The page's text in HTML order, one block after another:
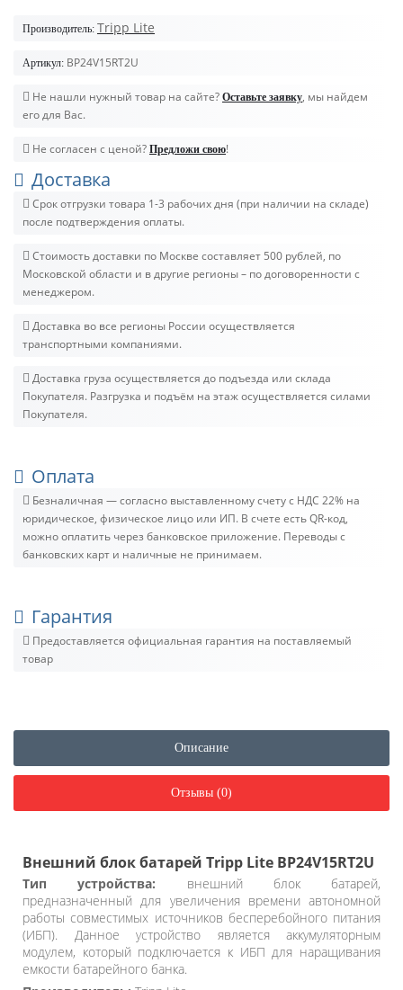
Производитель: Tripp Lite
Артикул: BP24V15RT2U
Не нашли нужный товар на сайте? Оставьте заявку, мы найдем
его для Вас.
Не согласен с ценой? Предложи свою!
Доставка
Срок отгрузки товара 1-3 рабочих дня (при наличии на складе)
после подтверждения оплаты.
Стоимость доставки по Москве составляет 500 рублей, по
Московской области и в другие регионы – по договоренности с
менеджером.
Доставка во все регионы России осуществляется
транспортными компаниями.
Доставка груза осуществляется до подъезда или склада
Покупателя. Разгрузка и подъём на этаж осуществляется силами
Покупателя.
Оплата
Безналичная — согласно выставленному счету c НДС 22% на
юридическое, физическое лицо или ИП. В счете есть QR-код,
можно оплатить через банковское приложение. Переводы с
банковских карт и наличные не принимаем.
Гарантия
Предоставляется официальная гарантия на поставляемый
товар
Описание
Отзывы (0)
Внешний блок батарей Tripp Lite BP24V15RT2U
Тип устройства: внешний блок батарей,
предназначенный для увеличения времени автономной
работы совместимых источников бесперебойного питания
(ИБП). Данное устройство является аккумуляторным
модулем, который подключается к ИБП для наращивания
емкости батарейного банка.